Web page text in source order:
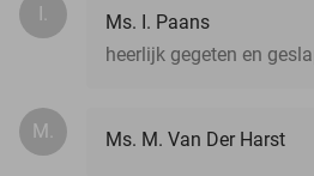
I.
Ms. I. Paans
heerlijk gegeten en
M. Ms. M. Van Der Harst